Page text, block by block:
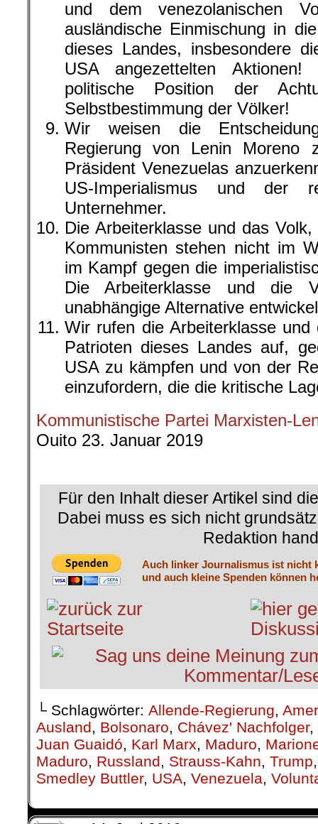
und dem venezolanischen
ausländische Einmischung in
dieses Landes, insbesondere
USA angezettelten
politische Position der
Selbstbestimmung der Völker!
Wir weisen die
Regierung von Lenin Moreno
Präsident Venezuelas
US-Imperialismus und der
Unternehmer.
Die Arbeiterklasse und das
Kommunisten stehen nicht im
im Kampf gegen die
Die Arbeiterklasse und die
unabhängige Alternative
Wir rufen die Arbeiterklasse
Patrioten dieses Landes auf,
USA zu kämpfen und von der
einzufordern, die die kritische
Kommunistische Partei Marxisten-
Ouito 23. Januar 2019
Für den Inhalt dieser Artikel sind
Dabei muss es sich nicht
Redaktion
Auch linker Journalismus ist nicht
und auch kleine Spenden können
└ Schlagwörter: Allende-Regierung
Ausland
Bolsonaro Chávez' Nachfolger,
Juan Guaidó
Karl Marx Maduro
Maduro
Russland Strauss-Kahn Trump
Smedley Buttler, USA Venezuela